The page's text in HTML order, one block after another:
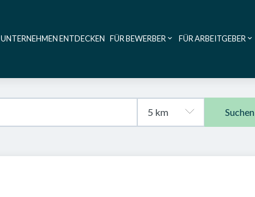
Haupt-Navigation
UNTERNEHMEN ENTDECKEN FÜR BEWERBER FÜR ARBEITGEBER
Suchen